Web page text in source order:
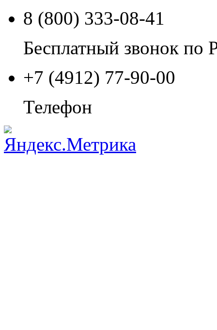
8 (800) 333-08-41
Бесплатный звонок по
+7 (4912) 77-90-00
Телефон